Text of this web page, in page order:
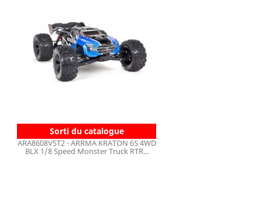
Sorti du catalogue
ARA8608V5T2 - ARRMA KRATON 6S 4WD
BLX 1/8 Speed Monster Truck RTR...